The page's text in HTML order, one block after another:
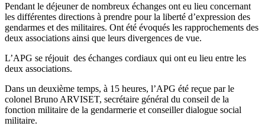
Pendant le déjeuner de nombreux échanges ont eu lieu concernant
les différentes directions à prendre pour la liberté d’expression des
gendarmes et des militaires. Ont été évoqués les rapprochements des
deux associations ainsi que leurs divergences de vue.
L’APG se réjouit des échanges cordiaux qui ont eu lieu entre les
deux associations.
Dans un deuxième temps, à 15 heures, l’APG été reçue par le
colonel Bruno ARVISET, secrétaire général du conseil de la
fonction militaire de la gendarmerie et conseiller dialogue social
militaire.